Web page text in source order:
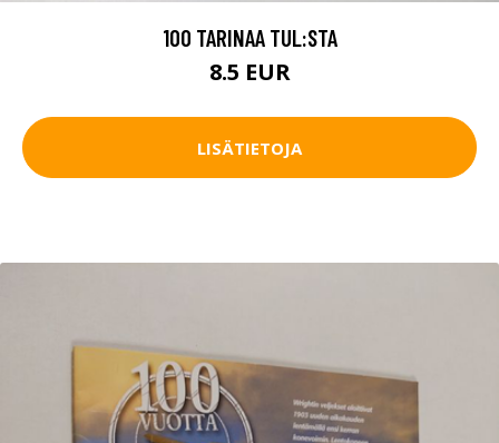
100 TARINAA TUL:STA
8.5 EUR
LISÄTIETOJA